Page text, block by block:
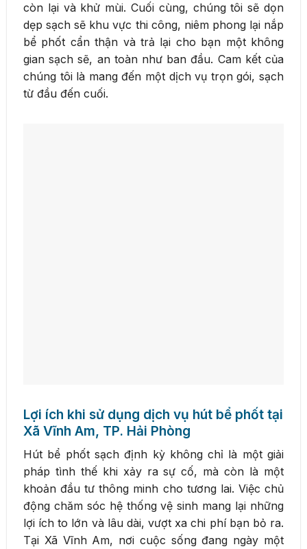
còn lại và khử mùi. Cuối cùng, chúng tôi sẽ dọn
dẹp sạch sẽ khu vực thi công, niêm phong lại nắp
bể phốt cẩn thận và trả lại cho bạn một không
gian sạch sẽ, an toàn như ban đầu. Cam kết của
chúng tôi là mang đến một dịch vụ trọn gói, sạch
từ đầu đến cuối.
Lợi ích khi sử dụng dịch vụ hút bể phốt tại
Xã Vĩnh Am, TP. Hải Phòng
Hút bể phốt sạch định kỳ không chỉ là một giải
pháp tình thế khi xảy ra sự cố, mà còn là một
khoản đầu tư thông minh cho tương lai. Việc chủ
động chăm sóc hệ thống vệ sinh mang lại những
lợi ích to lớn và lâu dài, vượt xa chi phí bạn bỏ ra.
Tại Xã Vĩnh Am, nơi cuộc sống đang ngày một